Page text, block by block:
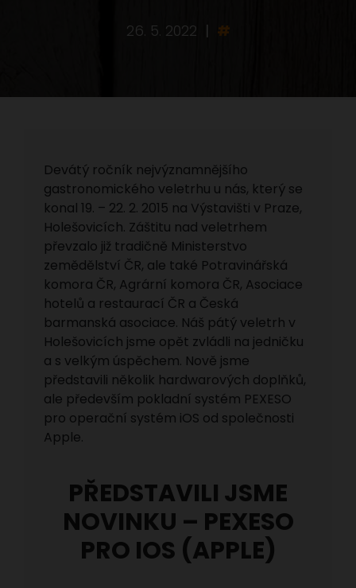
26. 5. 2022 | #
Devátý ročník nejvýznamnějšího
gastronomického veletrhu u nás, který se
konal 19. – 22. 2. 2015 na Výstavišti v Praze,
Holešovicích. Záštitu nad veletrhem
převzalo již tradičně Ministerstvo
zemědělství ČR, ale také Potravinářská
komora ČR, Agrární komora ČR, Asociace
hotelů a restaurací ČR a Česká
barmanská asociace. Náš pátý veletrh v
Holešovicích jsme opět zvládli na jedničku
a s velkým úspěchem. Nově jsme
představili několik hardwarových doplňků,
ale především pokladní systém PEXESO
pro operační systém iOS od společnosti
Apple.
PŘEDSTAVILI JSME
NOVINKU – PEXESO
PRO IOS (APPLE)